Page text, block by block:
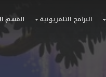
البرامج التلفزيونية القسم